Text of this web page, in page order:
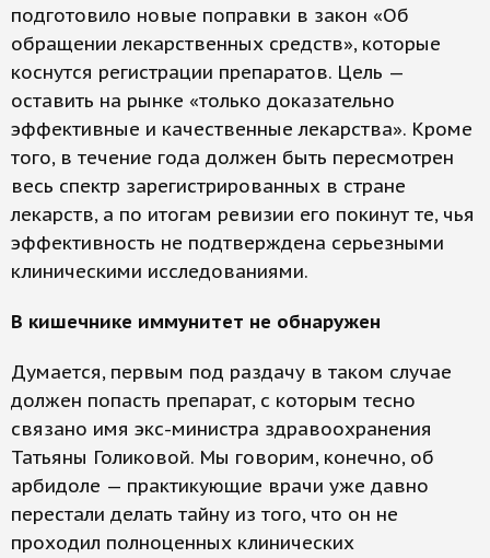
подготовило новые поправки в закон «Об
обращении лекарственных средств», которые
коснутся регистрации препаратов. Цель —
оставить на рынке «только доказательно
эффективные и качественные лекарства». Кроме
того, в течение года должен быть пересмотрен
весь спектр зарегистрированных в стране
лекарств, а по итогам ревизии его покинут те, чья
эффективность не подтверждена серьезными
клиническими исследованиями.
В кишечнике иммунитет не обнаружен
Думается, первым под раздачу в таком случае
должен попасть препарат, с которым тесно
связано имя экс-министра здравоохранения
Татьяны Голиковой. Мы говорим, конечно, об
арбидоле — практикующие врачи уже давно
перестали делать тайну из того, что он не
проходил полноценных клинических